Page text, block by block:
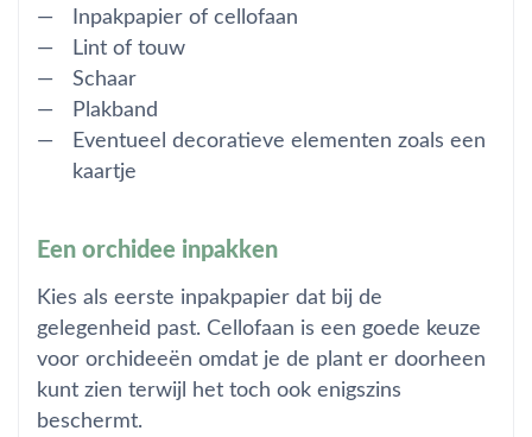
Inpakpapier of cellofaan
Lint of touw
Schaar
Plakband
Eventueel decoratieve elementen zoals een
kaartje
Een orchidee inpakken
Kies als eerste inpakpapier dat bij de
gelegenheid past. Cellofaan is een goede keuze
voor orchideeën omdat je de plant er doorheen
kunt zien terwijl het toch ook enigszins
beschermt.